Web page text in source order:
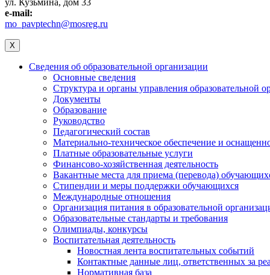
e-mail:
mo_pavptechn@mosreg.ru
X
Сведения об образовательной организации
Основные сведения
Структура и органы управления образовательной
Документы
Образование
Руководство
Педагогический состав
Материально-техническое обеспечение и
Платные образовательные услуги
Финансово-хозяйственная деятельность
Вакантные места для приема (перевода)
Стипендии и меры поддержки обучающихся
Международные отношения
Организация питания в образовательной
Образовательные стандарты и требования
Олимпиады, конкурсы
Воспитательная деятельность
Новостная лента воспитательных событий
Контактные данные лиц, ответственных за
Нормативная база